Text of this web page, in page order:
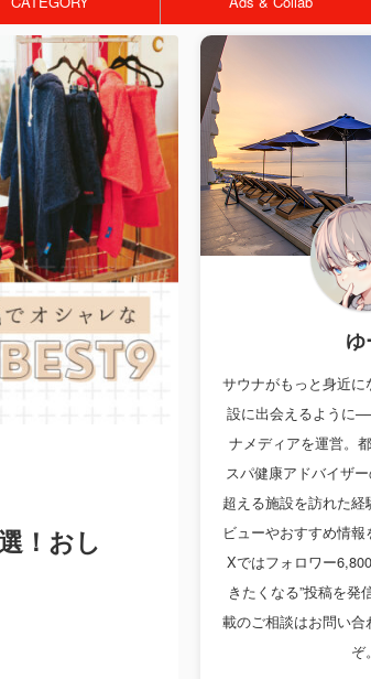
！おし
ゆ
サウナがもっと身近
設に出会えるように
ナメディアを運営。
スパ健康アドバイザ
超える施設を訪れた
ビューやおすすめ情報
Xではフォロワー
きたくなる”投稿を発
載のご相談はお問い合
ぞ。